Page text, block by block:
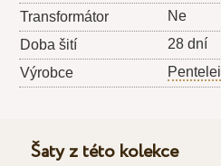
Transformátor
Ne
Doba šití
28 dní
Výrobce
Pentelei
Šaty z této kolekce